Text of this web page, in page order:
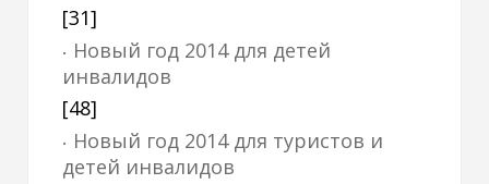
[31]
Новый год 2014 для детей
инвалидов
[48]
Новый год 2014 для туристов и
детей инвалидов